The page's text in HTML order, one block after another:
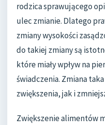
rodzica sprawującego
ulec zmianie. Dlatego
zmiany wysokości
do takiej zmiany są
które miały wpływ na
świadczenia. Zmiana
zwiększenia, jak i
Zwiększenie alimentów